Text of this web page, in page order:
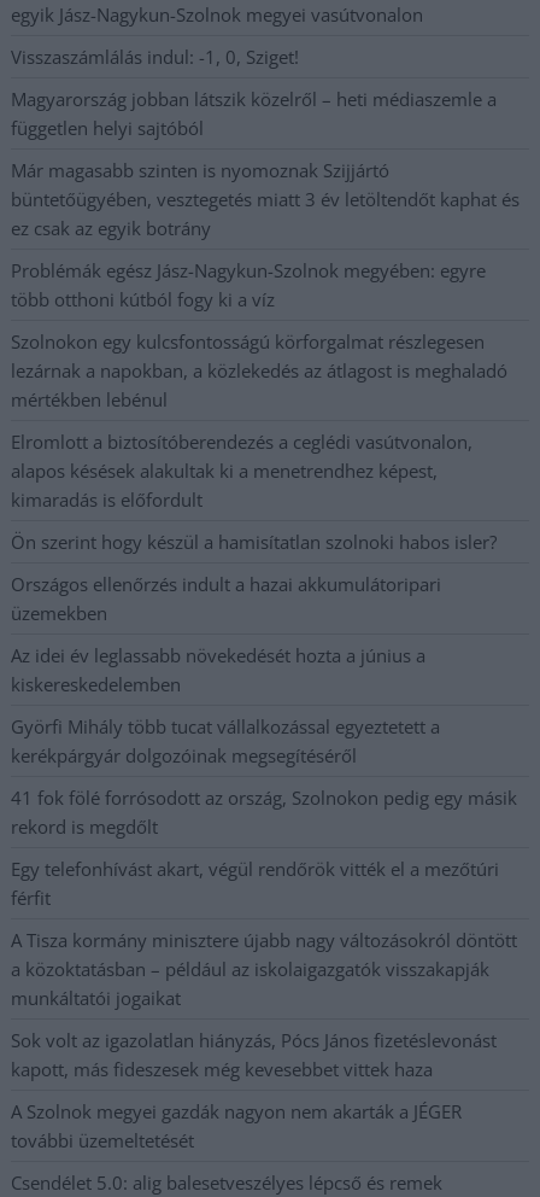
egyik Jász-Nagykun-Szolnok megyei vasútvonalon
Visszaszámlálás indul: -1, 0, Sziget!
Magyarország jobban látszik közelről – heti médiaszemle a
független helyi sajtóból
Már magasabb szinten is nyomoznak Szijjártó
büntetőügyében, vesztegetés miatt 3 év letöltendőt kaphat és
ez csak az egyik botrány
Problémák egész Jász-Nagykun-Szolnok megyében: egyre
több otthoni kútból fogy ki a víz
Szolnokon egy kulcsfontosságú körforgalmat részlegesen
lezárnak a napokban, a közlekedés az átlagost is meghaladó
mértékben lebénul
Elromlott a biztosítóberendezés a ceglédi vasútvonalon,
alapos késések alakultak ki a menetrendhez képest,
kimaradás is előfordult
Ön szerint hogy készül a hamisítatlan szolnoki habos isler?
Országos ellenőrzés indult a hazai akkumulátoripari
üzemekben
Az idei év leglassabb növekedését hozta a június a
kiskereskedelemben
Györfi Mihály több tucat vállalkozással egyeztetett a
kerékpárgyár dolgozóinak megsegítéséről
41 fok fölé forrósodott az ország, Szolnokon pedig egy másik
rekord is megdőlt
Egy telefonhívást akart, végül rendőrök vitték el a mezőtúri
férfit
A Tisza kormány minisztere újabb nagy változásokról döntött
a közoktatásban – például az iskolaigazgatók visszakapják
munkáltatói jogaikat
Sok volt az igazolatlan hiányzás, Pócs János fizetéslevonást
kapott, más fideszesek még kevesebbet vittek haza
A Szolnok megyei gazdák nagyon nem akarták a JÉGER
további üzemeltetését
Csendélet 5.0: alig balesetveszélyes lépcső és remek